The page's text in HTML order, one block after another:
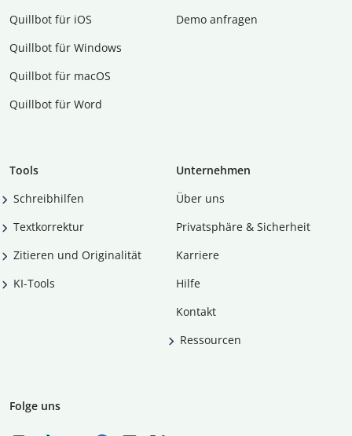
Quillbot für iOS
Quillbot für Windows
Quillbot für macOS
Quillbot für Word
Demo anfragen
Tools
Schreibhilfen
Textkorrektur
Zitieren und Originalität
KI-Tools
Unternehmen
Über uns
Privatsphäre & Sicherheit
Karriere
Hilfe
Kontakt
Ressourcen
Folge uns